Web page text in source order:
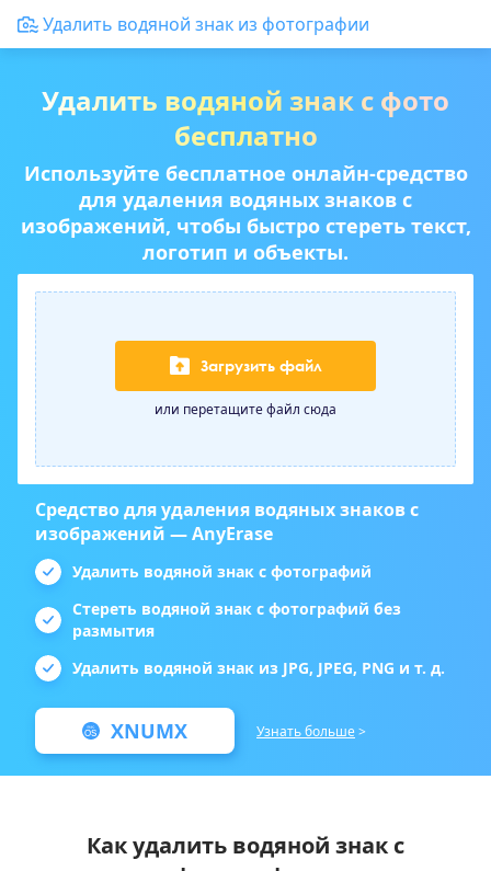
Удалить водяной знак из фотографии
Удалить водяной знак с фото
бесплатно
Используйте бесплатное онлайн-средство
для удаления водяных знаков с
изображений, чтобы быстро стереть текст,
логотип и объекты.
Загрузить файл
или перетащите файл сюда
Средство для удаления водяных знаков с
изображений — AnyErase
Удалить водяной знак с фотографий
Стереть водяной знак с фотографий без
размытия
Удалить водяной знак из JPG, JPEG, PNG и т. д.
XNUMX Узнать больше>
Как удалить водяной знак с